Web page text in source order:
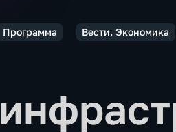
Программа Вести. Экономика